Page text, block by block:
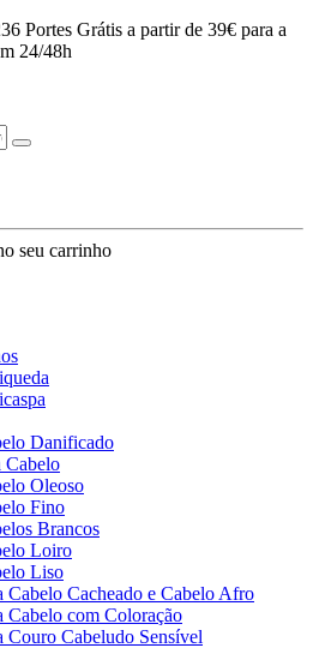
Portes Grátis a partir de 39€ para a
24/48h
seu carrinho
Danificado
Cabelo
Oleoso
Fino
Brancos
Loiro
Liso
Cabelo Cacheado e Cabelo Afro
Cabelo com Coloração
Couro Cabeludo Sensível